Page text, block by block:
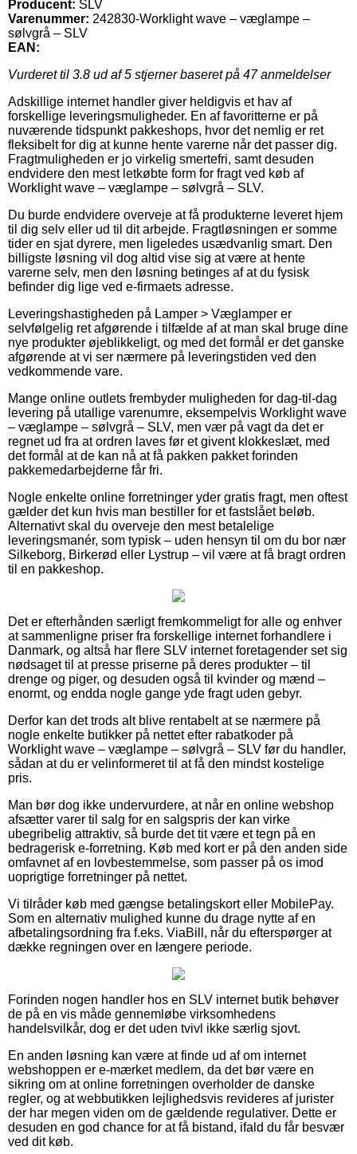
Producent: SLV
Varenummer: 242830-Worklight wave – væglampe –
sølvgrå – SLV
EAN:
Vurderet til 3.8 ud af 5 stjerner baseret på 47anmeldelser
Adskillige internet handler giver heldigvis et hav af
forskellige leveringsmuligheder. En af favoritterne er på
nuværende tidspunkt pakkeshops, hvor det nemlig er ret
fleksibelt for dig at kunne hente varerne når det passer dig.
Fragtmuligheden er jo virkelig smertefri, samt desuden
endvidere den mest letkøbte form for fragt ved køb af
Worklight wave – væglampe – sølvgrå – SLV.
Du burde endvidere overveje at få produkterne leveret hjem
til dig selv eller ud til dit arbejde. Fragtløsningen er somme
tider en sjat dyrere, men ligeledes usædvanlig smart. Den
billigste løsning vil dog altid vise sig at være at hente
varerne selv, men den løsning betinges af at du fysisk
befinder dig lige ved e-firmaets adresse.
Leveringshastigheden på Lamper > Væglamper er
selvfølgelig ret afgørende i tilfælde af at man skal bruge dine
nye produkter øjeblikkeligt, og med det formål er det ganske
afgørende at vi ser nærmere på leveringstiden ved den
vedkommende vare.
Mange online outlets frembyder muligheden for dag-til-dag
levering på utallige varenumre, eksempelvis Worklight wave
– væglampe – sølvgrå – SLV, men vær på vagt da det er
regnet ud fra at ordren laves før et givent klokkeslæt, med
det formål at de kan nå at få pakken pakket forinden
pakkemedarbejderne får fri.
Nogle enkelte online forretninger yder gratis fragt, men oftest
gælder det kun hvis man bestiller for et fastslået beløb.
Alternativt skal du overveje den mest betalelige
leveringsmanér, som typisk – uden hensyn til om du bor nær
Silkeborg, Birkerød eller Lystrup – vil være at få bragt ordren
til en pakkeshop.
Det er efterhånden særligt fremkommeligt for alle og enhver
at sammenligne priser fra forskellige internet forhandlere i
Danmark, og altså har flere SLV internet foretagender set sig
nødsaget til at presse priserne på deres produkter – til
drenge og piger, og desuden også til kvinder og mænd –
enormt, og endda nogle gange yde fragt uden gebyr.
Derfor kan det trods alt blive rentabelt at se nærmere på
nogle enkelte butikker på nettet efter rabatkoder på
Worklight wave – væglampe – sølvgrå – SLV før du handler,
sådan at du er velinformeret til at få den mindst kostelige
pris.
Man bør dog ikke undervurdere, at når en online webshop
afsætter varer til salg for en salgspris der kan virke
ubegribelig attraktiv, så burde det tit være et tegn på en
bedragerisk e-forretning. Køb med kort er på den anden side
omfavnet af en lovbestemmelse, som passer på os imod
uoprigtige forretninger på nettet.
Vi tilråder køb med gængse betalingskort eller MobilePay.
Som en alternativ mulighed kunne du drage nytte af en
afbetalingsordning fra f.eks. ViaBill, når du efterspørger at
dække regningen over en længere periode.
Forinden nogen handler hos en SLV internet butik behøver
de på en vis måde gennemløbe virksomhedens
handelsvilkår, dog er det uden tvivl ikke særlig sjovt.
En anden løsning kan være at finde ud af om internet
webshoppen er e-mærket medlem, da det bør være en
sikring om at online forretningen overholder de danske
regler, og at webbutikken lejlighedsvis revideres af jurister
der har megen viden om de gældende regulativer. Dette er
desuden en god chance for at få bistand, ifald du får besvær
ved dit køb.